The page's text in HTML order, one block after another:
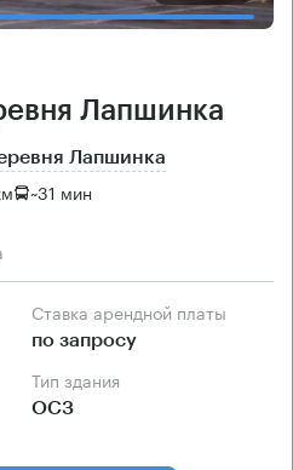
Лапшинка
Лапшинка
~31 мин
Ставка арендной платы
по запросу
Тип здания
ОСЗ